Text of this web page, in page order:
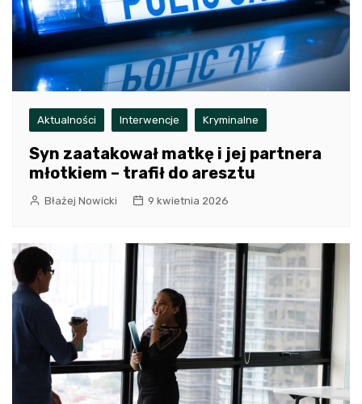
Aktualności Interwencje Kryminalne
Syn zaatakował matkę i jej partnera
młotkiem – trafił do aresztu
Błażej Nowicki 9 kwietnia 2026